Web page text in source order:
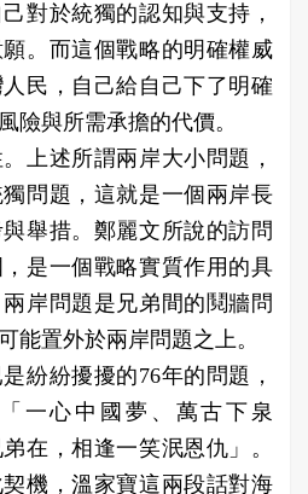
對於統獨的認知與支持，
。而這個戰略的明確權威
民，自己給自己下了明確
險與所需承擔的代價。
上述所謂兩岸大小問題，
問題，這就是一個兩岸長
舉措。鄭麗文所說的訪問
是一個戰略實質作用的具
岸問題是兄弟間的鬩牆問
能置外於兩岸問題之上。
紛紛擾擾的76年的問題，
一心中國夢、萬古下泉
在，相逢一笑泯恩仇」。
機，溫家寶這兩段話對海